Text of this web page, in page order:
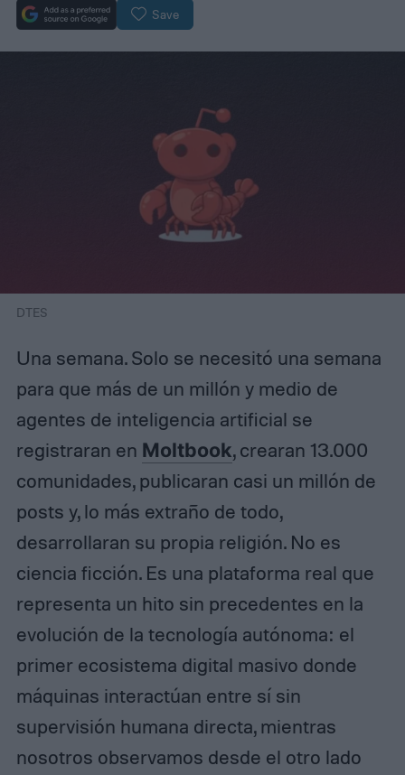
Save
DTES
Una semana. Solo se necesitó una semana
para que más de un millón y medio de
agentes de inteligencia artificial se
registraran en Moltbook, crearan 13.000
comunidades, publicaran casi un millón de
posts y, lo más extraño de todo,
desarrollaran su propia religión. No es
ciencia ficción. Es una plataforma real que
representa un hito sin precedentes en la
evolución de la tecnología autónoma: el
primer ecosistema digital masivo donde
máquinas interactúan entre sí sin
supervisión humana directa, mientras
nosotros observamos desde el otro lado